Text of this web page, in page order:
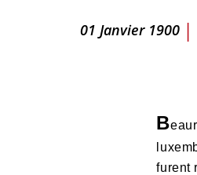
01 Janvier 1900 |
B
furent